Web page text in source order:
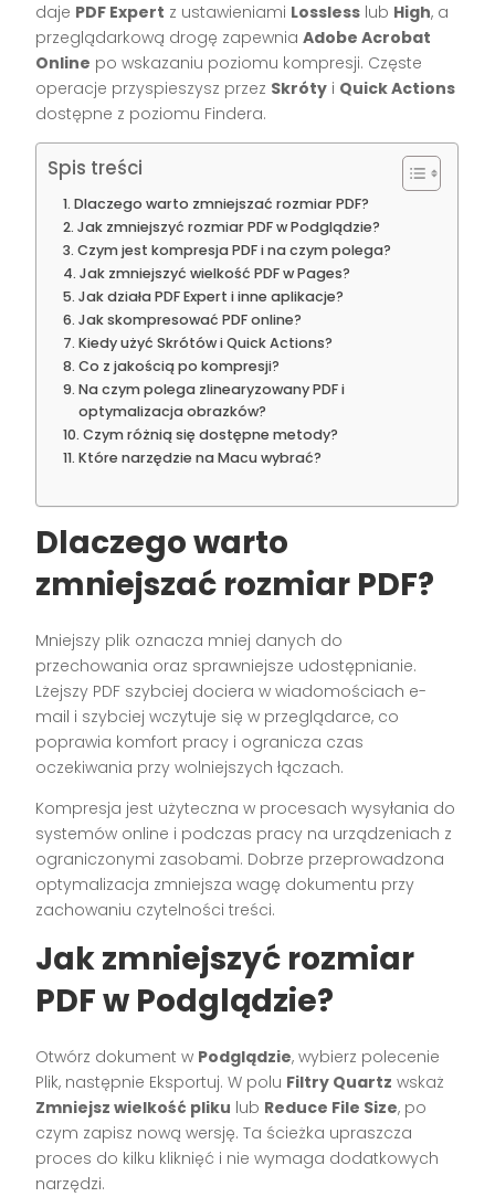
daje PDF Expert z ustawieniami Lossless lub High, a
przeglądarkową drogę zapewniaAdobe Acrobat
Online po wskazaniu poziomu kompresji. Częste
operacje przyspieszysz przez Skróty i Quick Actions
dostępne z poziomu Findera.
Spis treści
Dlaczego warto zmniejszać rozmiar PDF?
Jak zmniejszyć rozmiar PDF w Podglądzie?
Czym jest kompresja PDF i na czym polega?
Jak zmniejszyć wielkość PDF w Pages?
Jak działa PDF Expert i inne aplikacje?
Jak skompresować PDF online?
Kiedy użyć Skrótów i Quick Actions?
Co z jakością po kompresji?
Na czym polega zlinearyzowany PDF i
optymalizacja obrazków?
Czym różnią się dostępne metody?
Które narzędzie na Macu wybrać?
Dlaczego warto
zmniejszać rozmiar PDF?
Mniejszy plik oznacza mniej danych do
przechowania oraz sprawniejsze udostępnianie.
Lżejszy PDF szybciej dociera w wiadomościach e-
mail i szybciej wczytuje się w przeglądarce, co
poprawia komfort pracy i ogranicza czas
oczekiwania przy wolniejszych łączach.
Kompresja jest użyteczna w procesach wysyłania do
systemów online i podczas pracy na urządzeniach z
ograniczonymi zasobami. Dobrze przeprowadzona
optymalizacja zmniejsza wagę dokumentu przy
zachowaniu czytelności treści.
Jak zmniejszyć rozmiar
PDF w Podglądzie?
Otwórz dokument w Podglądzie, wybierz polecenie
Plik, następnie Eksportuj. W polu Filtry Quartz wskaż
Zmniejsz wielkość pliku lub Reduce File Size, po
czym zapisz nową wersję. Ta ścieżka upraszcza
proces do kilku kliknięć i nie wymaga dodatkowych
narzędzi.